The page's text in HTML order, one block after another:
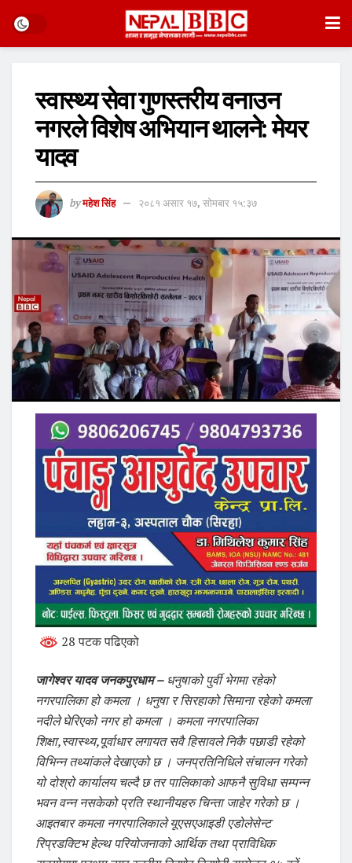
स्वास्थ्य सेवा गुणस्तरीय वनाउन
नगरले विशेष अभियान थालने: मेयर
यादव
by महेश सिंह २०८१ असार १७, सोमबार १५:३७
28 पटक पढिएको
जागेश्वर यादव जनकपुरधाम –धनुषाको पुर्वी भेगमा रहेको
नगरपालिका हो कमला । धनुषा र सिरहाको सिमाना रहेको कमला
नदीले घेरिएको नगर हो कमला । कमला नगरपालिका
शिक्षा,स्वास्थ्य,पूर्वाधार लगायत सवै हिसावले निकै पछाडी रहेको
विभिन्न तथ्यांकले देखाएको छ । जनप्रतिनिधिले संचालन गरेको
यो दोश्रो कार्यालय चल्दै छ तर पालिकाको आफनै सुविधा सम्पन्न
भवन वन्न नसकेको प्रति स्थानीयहरु चिन्ता जाहेर गरेको छ ।
आइतबार कमला नगरपालिकाले यूएसएआइडी एडोलेसेन्ट
रिप्रडक्टिभ हेल्थ परियोजनाको आर्थिक तथा प्राविधिक